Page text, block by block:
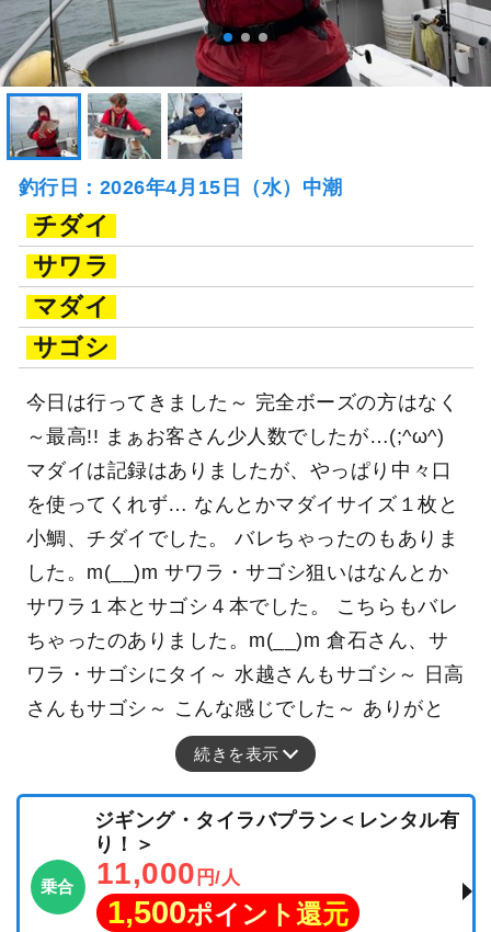
釣行日：2026年4月15日（水）中潮
チダイ
サワラ
マダイ
サゴシ
今日は行ってきました～ 完全ボーズの方はなく
～最高!! まぁお客さん少人数でしたが…(;^ω^)
マダイは記録はありましたが、やっぱり中々口
を使ってくれず… なんとかマダイサイズ１枚と
小鯛、チダイでした。 バレちゃったのもありま
した。m(__)m サワラ・サゴシ狙いはなんとか
サワラ１本とサゴシ４本でした。 こちらもバレ
ちゃったのありました。m(__)m 倉石さん、サ
ワラ・サゴシにタイ～ 水越さんもサゴシ～ 日高
さんもサゴシ～ こんな感じでした～ ありがと
続きを表示
乗合
ジギング・タイラバプラン＜レンタル有
り！＞
11,000 円/人
1,500ポイント還元